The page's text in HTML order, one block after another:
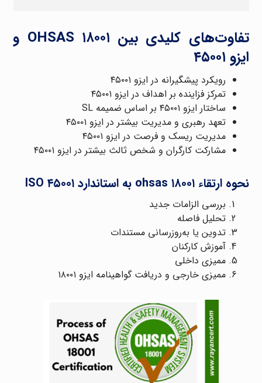
تفاوت‌های کلیدی بین OHSAS ۱۸۰۰۱ و
ایزو ۴۵۰۰۱
رویکرد پیشگیرانه در ایزو ۴۵۰۰۱
تمرکز فزاینده بر اهداف در ایزو ۴۵۰۰۱
ساختار ایزو ۴۵۰۰۱ بر اساس ضمیمه SL
تعهد رهبری و مدیریت بیشتر در ایزو ۴۵۰۰۱
مدیریت ریسک و فرصت در ایزو ۴۵۰۰۱
مشارکت کارگران و شخص ثالث بیشتر در ایزو ۴۵۰۰۱
نحوه ارتقاء ohsas ۱۸۰۰۱ به استاندارد ISO ۴۵۰۰۱
بررسی الزامات جدید
تحلیل فاصله
تدوین یا به‌روزرسانی مستندات
آموزش کارکنان
ممیزی داخلی
ممیزی خارجی و دریافت گواهینامه ایزو ۱۸۰۰۱